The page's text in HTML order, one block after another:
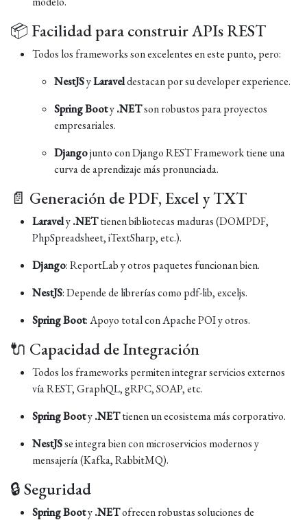
📦 Facilidad para construir APIs REST
Todos los frameworks son excelentes en este punto, pero:
NestJSyLaraveldestacan por su developer experience.
Spring Booty.NETson robustos para proyectos
empresariales.
Djangojunto con Django REST Framework tiene una
curva de aprendizaje más pronunciada.
📄 Generación de PDF, Excel y TXT
Laravely.NETtienen bibliotecas maduras (DOMPDF,
PhpSpreadsheet, iTextSharp, etc.).
Django: ReportLab y otros paquetes funcionan bien.
NestJS: Depende de librerías como pdf-lib, exceljs.
Spring Boot: Apoyo total con Apache POI y otros.
🔌 Capacidad de Integración
Todos los frameworks permiten integrar servicios externos
vía REST, GraphQL, gRPC, SOAP, etc.
Spring Booty.NETtienen un ecosistema más corporativo.
NestJSse integra bien con microservicios modernos y
mensajería (Kafka, RabbitMQ).
🔒 Seguridad
Spring Booty.NETofrecen robustas soluciones de